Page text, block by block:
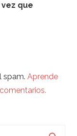
que
spam. Aprende